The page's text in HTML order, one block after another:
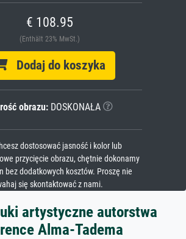
€ 108.95
(Enthält 23% MwSt.)
Dodaj do koszyka
obrazu:DOSKONAŁA
dostosować jasność i kolor lub
przycięcie obrazu, chętnie dokonamy
bez dodatkowych kosztów. Proszę nie
się skontaktować z nami.
artystyczne autorstwa
Alma-Tadema